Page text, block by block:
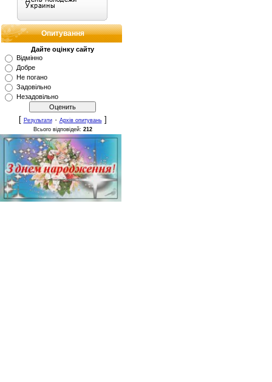
Опитування
Дайте оцінку сайту
Відмінно
Добре
Не погано
Задовільно
Незадовільно
[ Результати· Архів опитувань]
Всього відповідей: 212